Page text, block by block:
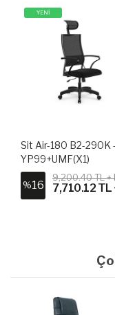
YENİ
Sit Air-180 B2-290K -
YP99+UMF(X1)
%16
9,200.40 TL +
7,710.12 TL